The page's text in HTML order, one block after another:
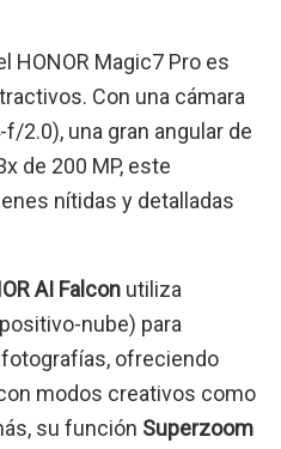
HONOR Magic7 Pro es
Con una cámara
2.0), una gran angular de
de 200 MP, este
nítidas y detalladas
AI Falcon utiliza
nube) para
ofreciendo
modos creativos como
su función Superzoom